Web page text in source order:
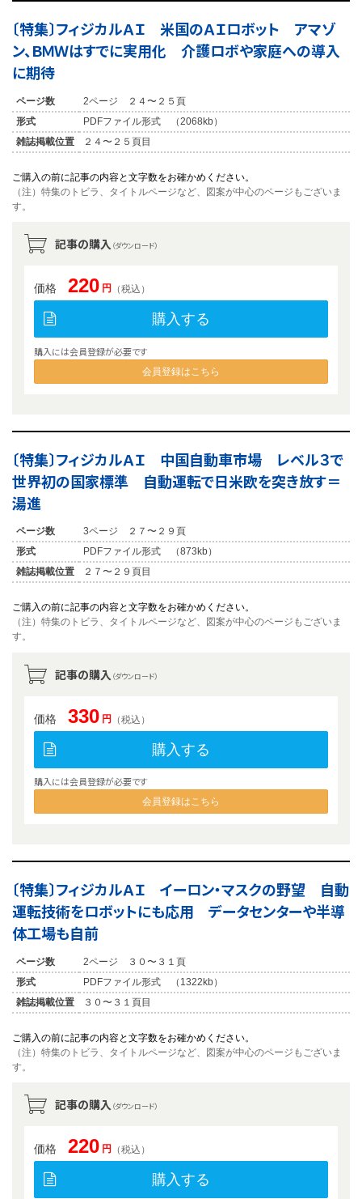
〔特集〕フィジカルＡＩ 米国のＡＩロボット アマゾ
ン、ＢＭＷはすでに実用化 介護ロボや家庭への導入
に期待
ページ数
2ページ ２４〜２５頁
形式
PDFファイル形式 （2068kb）
雑誌掲載位置
２４〜２５頁目
ご購入の前に記事の内容と文字数をお確かめください。
（注）特集のトビラ、タイトルページなど、図案が中心のページもございま
す。
記事の購入 （ダウンロード）
価格 220 円 （税込）
購入する
購入には会員登録が必要です
会員登録はこちら
〔特集〕フィジカルＡＩ 中国自動車市場 レベル３で
世界初の国家標準 自動運転で日米欧を突き放す＝
湯進
ページ数
3ページ ２７〜２９頁
形式
PDFファイル形式 （873kb）
雑誌掲載位置
２７〜２９頁目
ご購入の前に記事の内容と文字数をお確かめください。
（注）特集のトビラ、タイトルページなど、図案が中心のページもございま
す。
記事の購入 （ダウンロード）
価格 330 円 （税込）
購入する
購入には会員登録が必要です
会員登録はこちら
〔特集〕フィジカルＡＩ イーロン・マスクの野望 自動
運転技術をロボットにも応用 データセンターや半導
体工場も自前
ページ数
2ページ ３０〜３１頁
形式
PDFファイル形式 （1322kb）
雑誌掲載位置
３０〜３１頁目
ご購入の前に記事の内容と文字数をお確かめください。
（注）特集のトビラ、タイトルページなど、図案が中心のページもございま
す。
記事の購入 （ダウンロード）
価格 220 円 （税込）
購入する